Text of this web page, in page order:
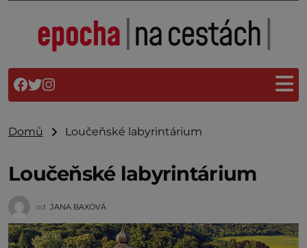
Domů Loučeňské labyrintárium
Loučeňské labyrintárium
od JANA BAXOVÁ